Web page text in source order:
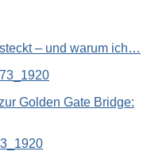
– und warum ich…
Golden Gate Bridge: